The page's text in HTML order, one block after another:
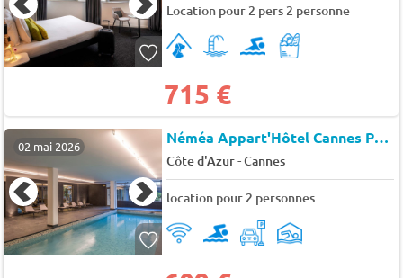
Location pour 2 pers 2 personne
715 €
02 mai 2026 Néméa Appart'Hôtel Cannes Palais
Côte d'Azur-Cannes
location pour 2 personnes